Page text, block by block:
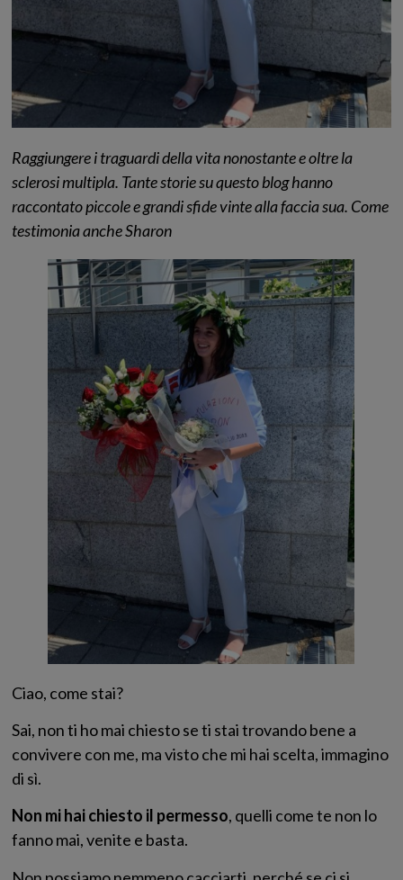
Raggiungere i traguardi della vita nonostante e oltre la
sclerosi multipla. Tante storie su questo blog hanno
raccontato piccole e grandi sfide vinte alla faccia sua. Come
testimonia anche Sharon
Ciao, come stai?
Sai, non ti ho mai chiesto se ti stai trovando bene a
convivere con me, ma visto che mi hai scelta, immagino
di sì.
Non mi hai chiesto il permesso, quelli come te non lo
fanno mai, venite e basta.